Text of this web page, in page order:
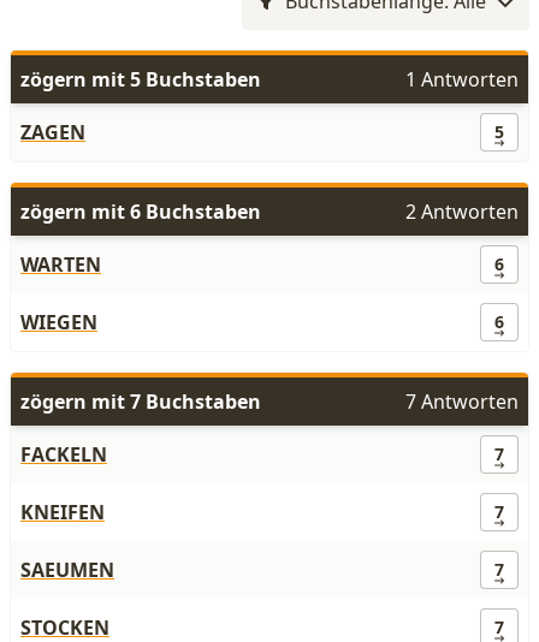
zögern mit 5 Buchstaben
1 Antworten
ZAGEN
5
zögern mit 6 Buchstaben
2 Antworten
WARTEN
6
WIEGEN 6
zögern mit 7 Buchstaben
7 Antworten
FACKELN
7
KNEIFEN 7
SAEUMEN 7
STOCKEN 7